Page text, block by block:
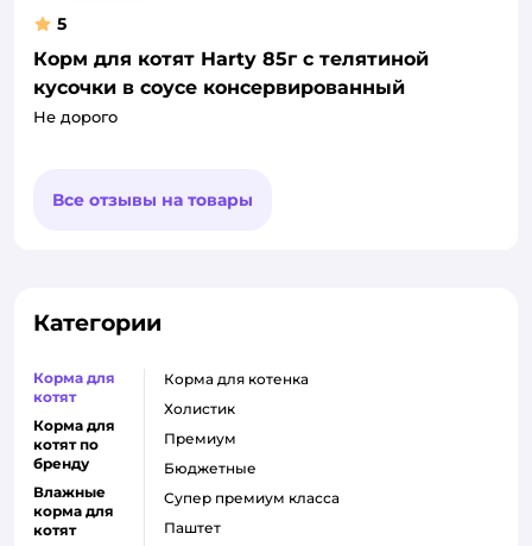
5
Корм для котят Harty 85г с телятиной
кусочки в соусе консервированный
Не дорого
Все отзывы на товары
Категории
Корма для
котят
Корма для
котят по
бренду
Влажные
корма для
котят
корма для котенка
холистик
премиум
бюджетные
супер премиум класса
паштет